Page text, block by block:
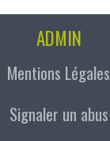
ADMIN
Mentions Légales
Signaler un abus